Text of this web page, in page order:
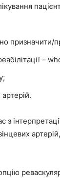
призначити/
–